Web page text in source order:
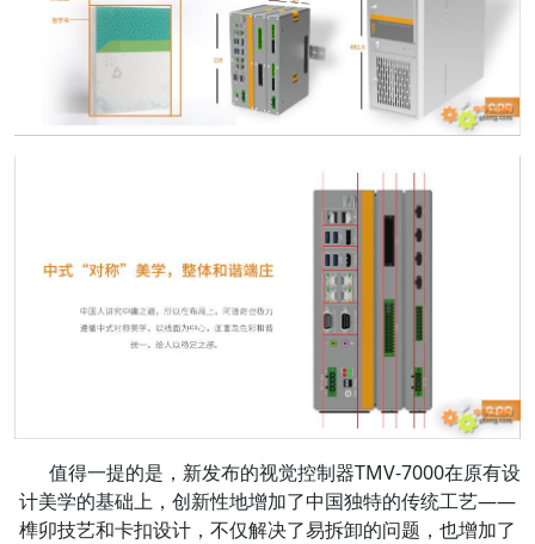
值得一提的是，新发布的视觉控制器TMV-7000在原有设
计美学的基础上，创新性地增加了中国独特的传统工艺——
榫卯技艺和卡扣设计，不仅解决了易拆卸的问题，也增加了